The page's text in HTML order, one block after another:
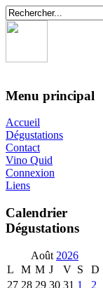
Menu principal
Accueil
Dégustations
Contact
Vino Quid
Connexion
Liens
Calendrier
Dégustations
Août 2026
L
M M J V S
D
27 28 29 30 31 1
2